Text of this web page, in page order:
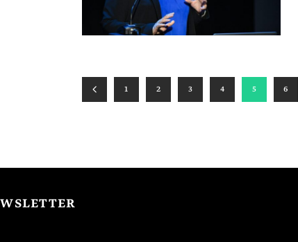
1 2 3 4 5 6